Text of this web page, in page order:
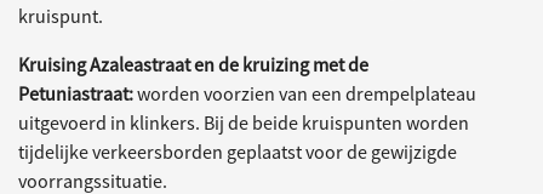
kruispunt.
Kruising Azaleastraat en de kruizing met de
Petuniastraat:worden voorzien van een drempelplateau
uitgevoerd in klinkers. Bij de beide kruispunten worden
tijdelijke verkeersborden geplaatst voor de gewijzigde
voorrangssituatie.